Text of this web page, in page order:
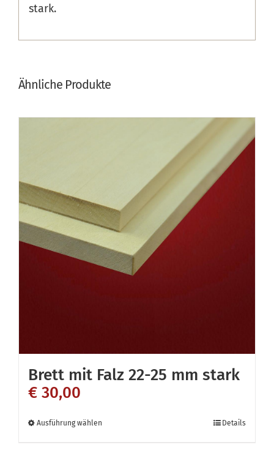
stark.
Ähnliche Produkte
Brett mit Falz 22-25 mm stark
€ 30,00
Ausführung wählen Details